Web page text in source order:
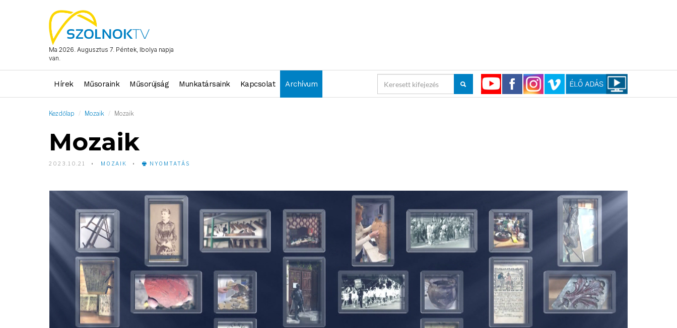
Ma 2026. Augusztus 7. Péntek, Ibolya napja
van.
Hírek Műsoraink Műsorújság Munkatársaink Kapcsolat Archívum
Kezdőlap Mozaik Mozaik
Mozaik
2023.10.21 MOZAIK NYOMTATÁS
Video